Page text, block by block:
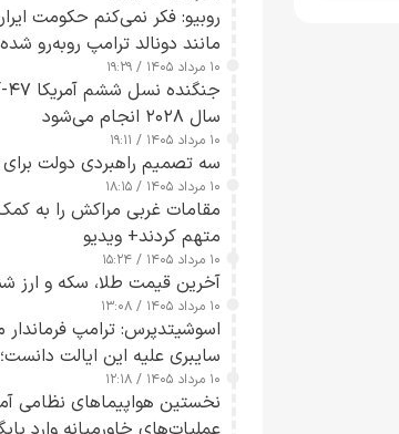
روبیو: فکر نمی‌کنم حکومت
مانند دونالد ترامپ روبه‌رو
اقدام می‌زند
۱۰ مرداد ۱۴۰۵ / ۱۹:۲۹
سال ۲۰۲۸ انجام می‌شود
۱۰ مرداد ۱۴۰۵ / ۱۹:۱۱
سه تصمیم راهبردی دولت
۱۰ مرداد ۱۴۰۵ / ۱۸:۱۵
مقامات غربی مراکش را به
متهم کردند+ ویدیو
۱۰ مرداد ۱۴۰۵ / ۱۵:۲۴
آخرین قیمت طلا، سکه و ارز شنبه 10 مرداد+
۱۰ مرداد ۱۴۰۵ / ۱۳:۰۸
اسوشیتدپرس: ترامپ
سایبری علیه این ایالت
۱۰ مرداد ۱۴۰۵ / ۱۲:۱۸
نخستین هواپیماهای نظامی